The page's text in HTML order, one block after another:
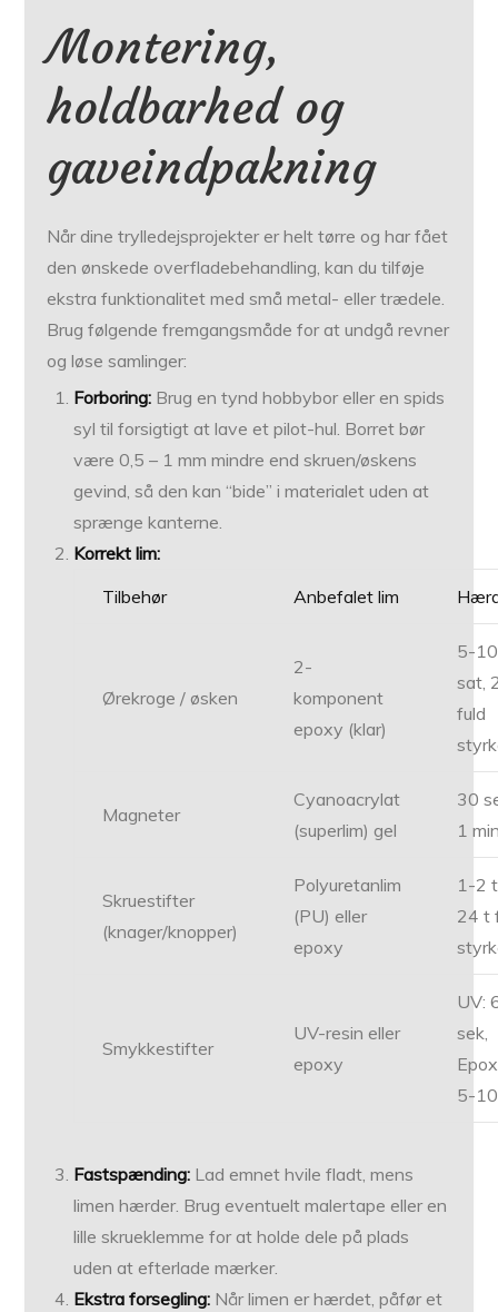
Montering,
holdbarhed og
gaveindpakning
Når dine trylledejsprojekter er helt tørre og har fået
den ønskede overfladebehandling, kan du tilføje
ekstra funktionalitet med små metal- eller trædele.
Brug følgende fremgangsmåde for at undgå revner
og løse samlinger:
Forboring: Brug en tynd hobbybor eller en spids
syl til forsigtigt at lave et pilot-hul. Borret bør
være 0,5 – 1 mm mindre end skruen/øskens
gevind, så den kan “bide” i materialet uden at
sprænge kanterne.
Korrekt lim:
Tilbehør
Anbefalet lim
Ørekroge / øsken
2-
komponent
epoxy (klar)
5-
sat,
fuld
Magneter
Cyanoacrylat
(superlim) gel
30
1
Skruestifter
(knager/knopper)
Polyuretanlim
(PU) eller
epoxy
1-2
24 t
Smykkestifter
UV-resin eller
epoxy
UV:
sek,
5-
Fastspænding: Lad emnet hvile fladt, mens
limen hærder. Brug eventuelt malertape eller en
lille skrueklemme for at holde dele på plads
uden at efterlade mærker.
Ekstra forsegling: Når limen er hærdet, påfør et